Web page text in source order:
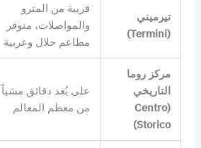
تيرميني
(Termini)
قريبة من المترو
والمواصلات، متوفر
مطاعم حلال وعربية
مركز روما
التاريخي
(Centro
Storico)
على بُعد دقائق مشياً
من معظم المعالم